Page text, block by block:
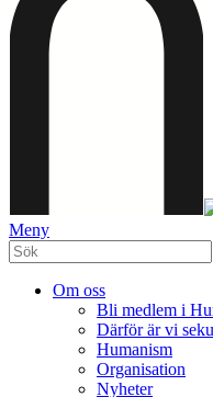
Meny
Om oss
Bli medlem i
Därför är vi
Humanism
Organisation
Nyheter